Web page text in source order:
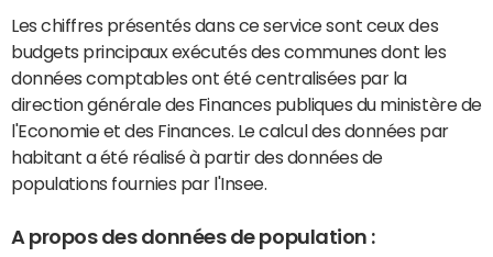
Les chiffres présentés dans ce service sont ceux des
budgets principaux exécutés des communes dont les
données comptables ont été centralisées par la
direction générale des Finances publiques du ministère de
l'Economie et des Finances. Le calcul des données par
habitant a été réalisé à partir des données de
populations fournies par l'Insee.
A propos des données de population :